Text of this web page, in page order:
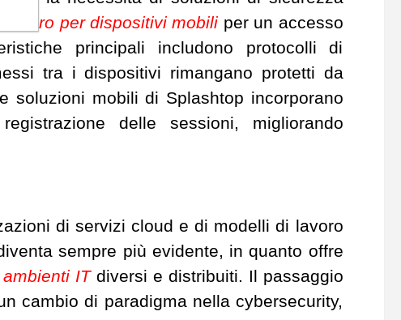
sicuro per dispositivi mobili per un accesso
principali includono protocolli di
tra i dispositivi rimangano protetti da
soluzioni mobili di Splashtop incorporano
delle sessioni, migliorando
di servizi cloud e di modelli di lavoro
sempre più evidente, in quanto offre
IT diversi e distribuiti. Il passaggio
cambio di paradigma nella cybersecurity,